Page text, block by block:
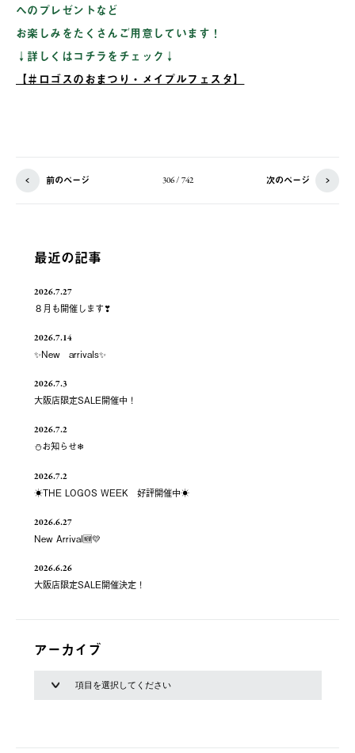
へのプレゼントなど
お楽しみをたくさんご用意しています！
↓詳しくはコチラをチェック↓
【＃ロゴスのおまつり・メイプルフェスタ】
前のページ 306 / 742 次のページ
最近の記事
2026.7.27
８月も開催します❣
2026.7.14
✨New arrivals✨
2026.7.3
大阪店限定SALE開催中！
2026.7.2
⛄お知らせ❄
2026.7.2
☀️THE LOGOS WEEK 好評開催中☀️
2026.6.27
New Arrival🆕💛
2026.6.26
大阪店限定SALE開催決定！
アーカイブ